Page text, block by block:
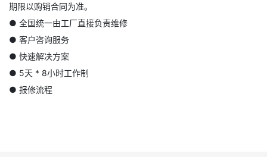
期限以购销合同为准。
● 全国统一由工厂直接负责维修
● 客户咨询服务
● 快速解决方案
● 5天 * 8小时工作制
● 报修流程